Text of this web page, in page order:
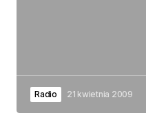
Radio 21 kwietnia 2009